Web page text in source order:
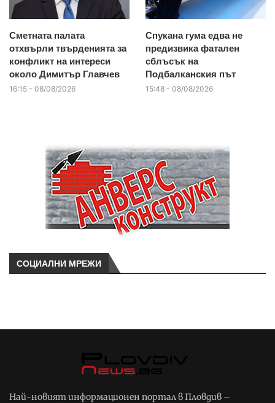
Сметната палата
отхвърли твърденията за
конфликт на интереси
около Димитър Главчев
16:15 - 08/08/2026
Спукана гума едва не
предизвика фатален
сблъсък на
Подбалканския път
15:48 - 08/08/2026
СОЦИАЛНИ МРЕЖИ
Най-новият информационен портал в Пловдив –